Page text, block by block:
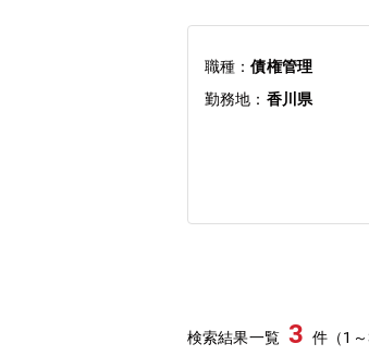
職種：債権管理
勤務地： 香川県
検索結果一覧 3 件（1～